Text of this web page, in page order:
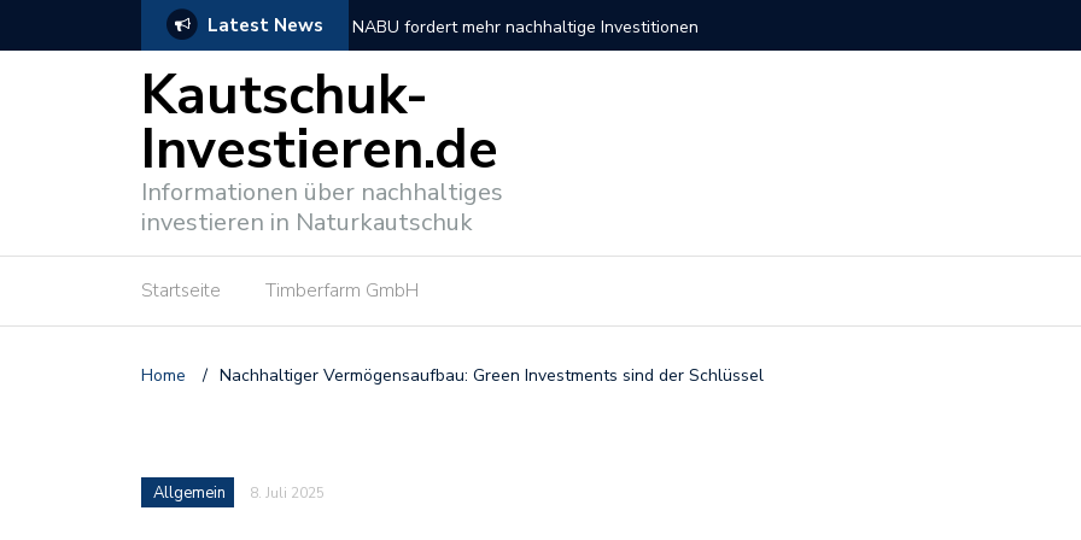
Latest News So verlief der DNP Unternehmen 2026
Kautschuk-
Investieren.de
Informationen über nachhaltiges
investieren in Naturkautschuk
Startseite Timberfarm GmbH
Home / Nachhaltiger Vermögensaufbau: Green Investments sind der Schlüssel
Allgemein 8. Juli 2025